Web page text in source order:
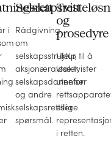
i
Selskapsrett
Rådgivning
om
selskapsstruktur,
aksjonæravtaler,
selskapsdannelser
og andre
selskapsrettslige
spørsmål.
og
prosedyre
Hjelp til å
løse tvister
utenfor
eller
i retten.